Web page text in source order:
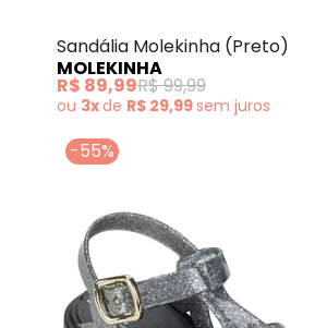
Sandália Molekinha (Preto)
MOLEKINHA
R$ 89,99R$ 99,99
ou 3xde R$ 29,99sem juros
-55%